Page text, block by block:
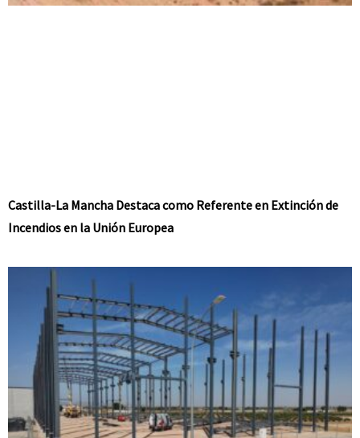
Castilla-La Mancha Destaca como Referente en Extinción de
Incendios en la Unión Europea